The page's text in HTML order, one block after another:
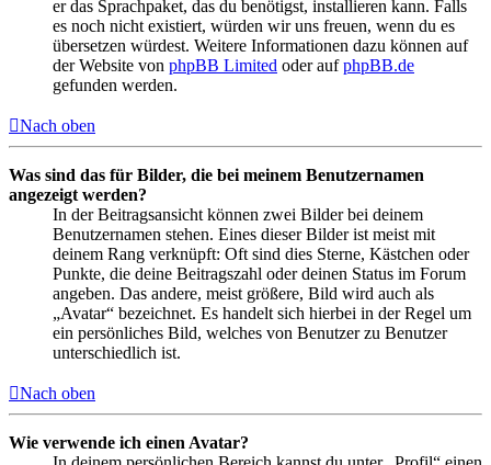
er das Sprachpaket, das du benötigst, installieren kann. Falls
es noch nicht existiert, würden wir uns freuen, wenn du es
übersetzen würdest. Weitere Informationen dazu können auf
der Website von phpBB Limited oder aufphpBB.de
gefunden werden.
Nach oben
Was sind das für Bilder, die bei meinem Benutzernamen
angezeigt werden?
In der Beitragsansicht können zwei Bilder bei deinem
Benutzernamen stehen. Eines dieser Bilder ist meist mit
deinem Rang verknüpft: Oft sind dies Sterne, Kästchen oder
Punkte, die deine Beitragszahl oder deinen Status im Forum
angeben. Das andere, meist größere, Bild wird auch als
„Avatar“ bezeichnet. Es handelt sich hierbei in der Regel um
ein persönliches Bild, welches von Benutzer zu Benutzer
unterschiedlich ist.
Nach oben
Wie verwende ich einen Avatar?